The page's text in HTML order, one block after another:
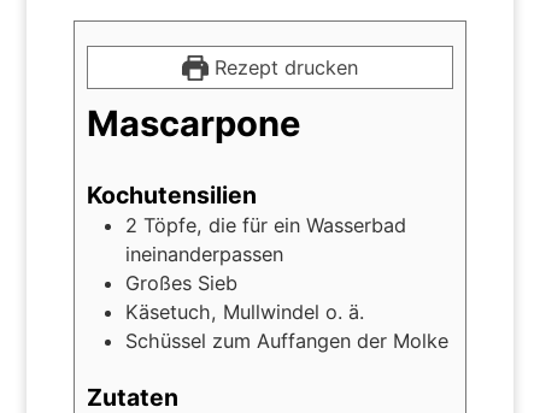
Rezept drucken
Mascarpone
Kochutensilien
2 Töpfe, die für ein Wasserbad
ineinanderpassen
Großes Sieb
Käsetuch, Mullwindel o. ä.
Schüssel zum Auffangen der Molke
Zutaten